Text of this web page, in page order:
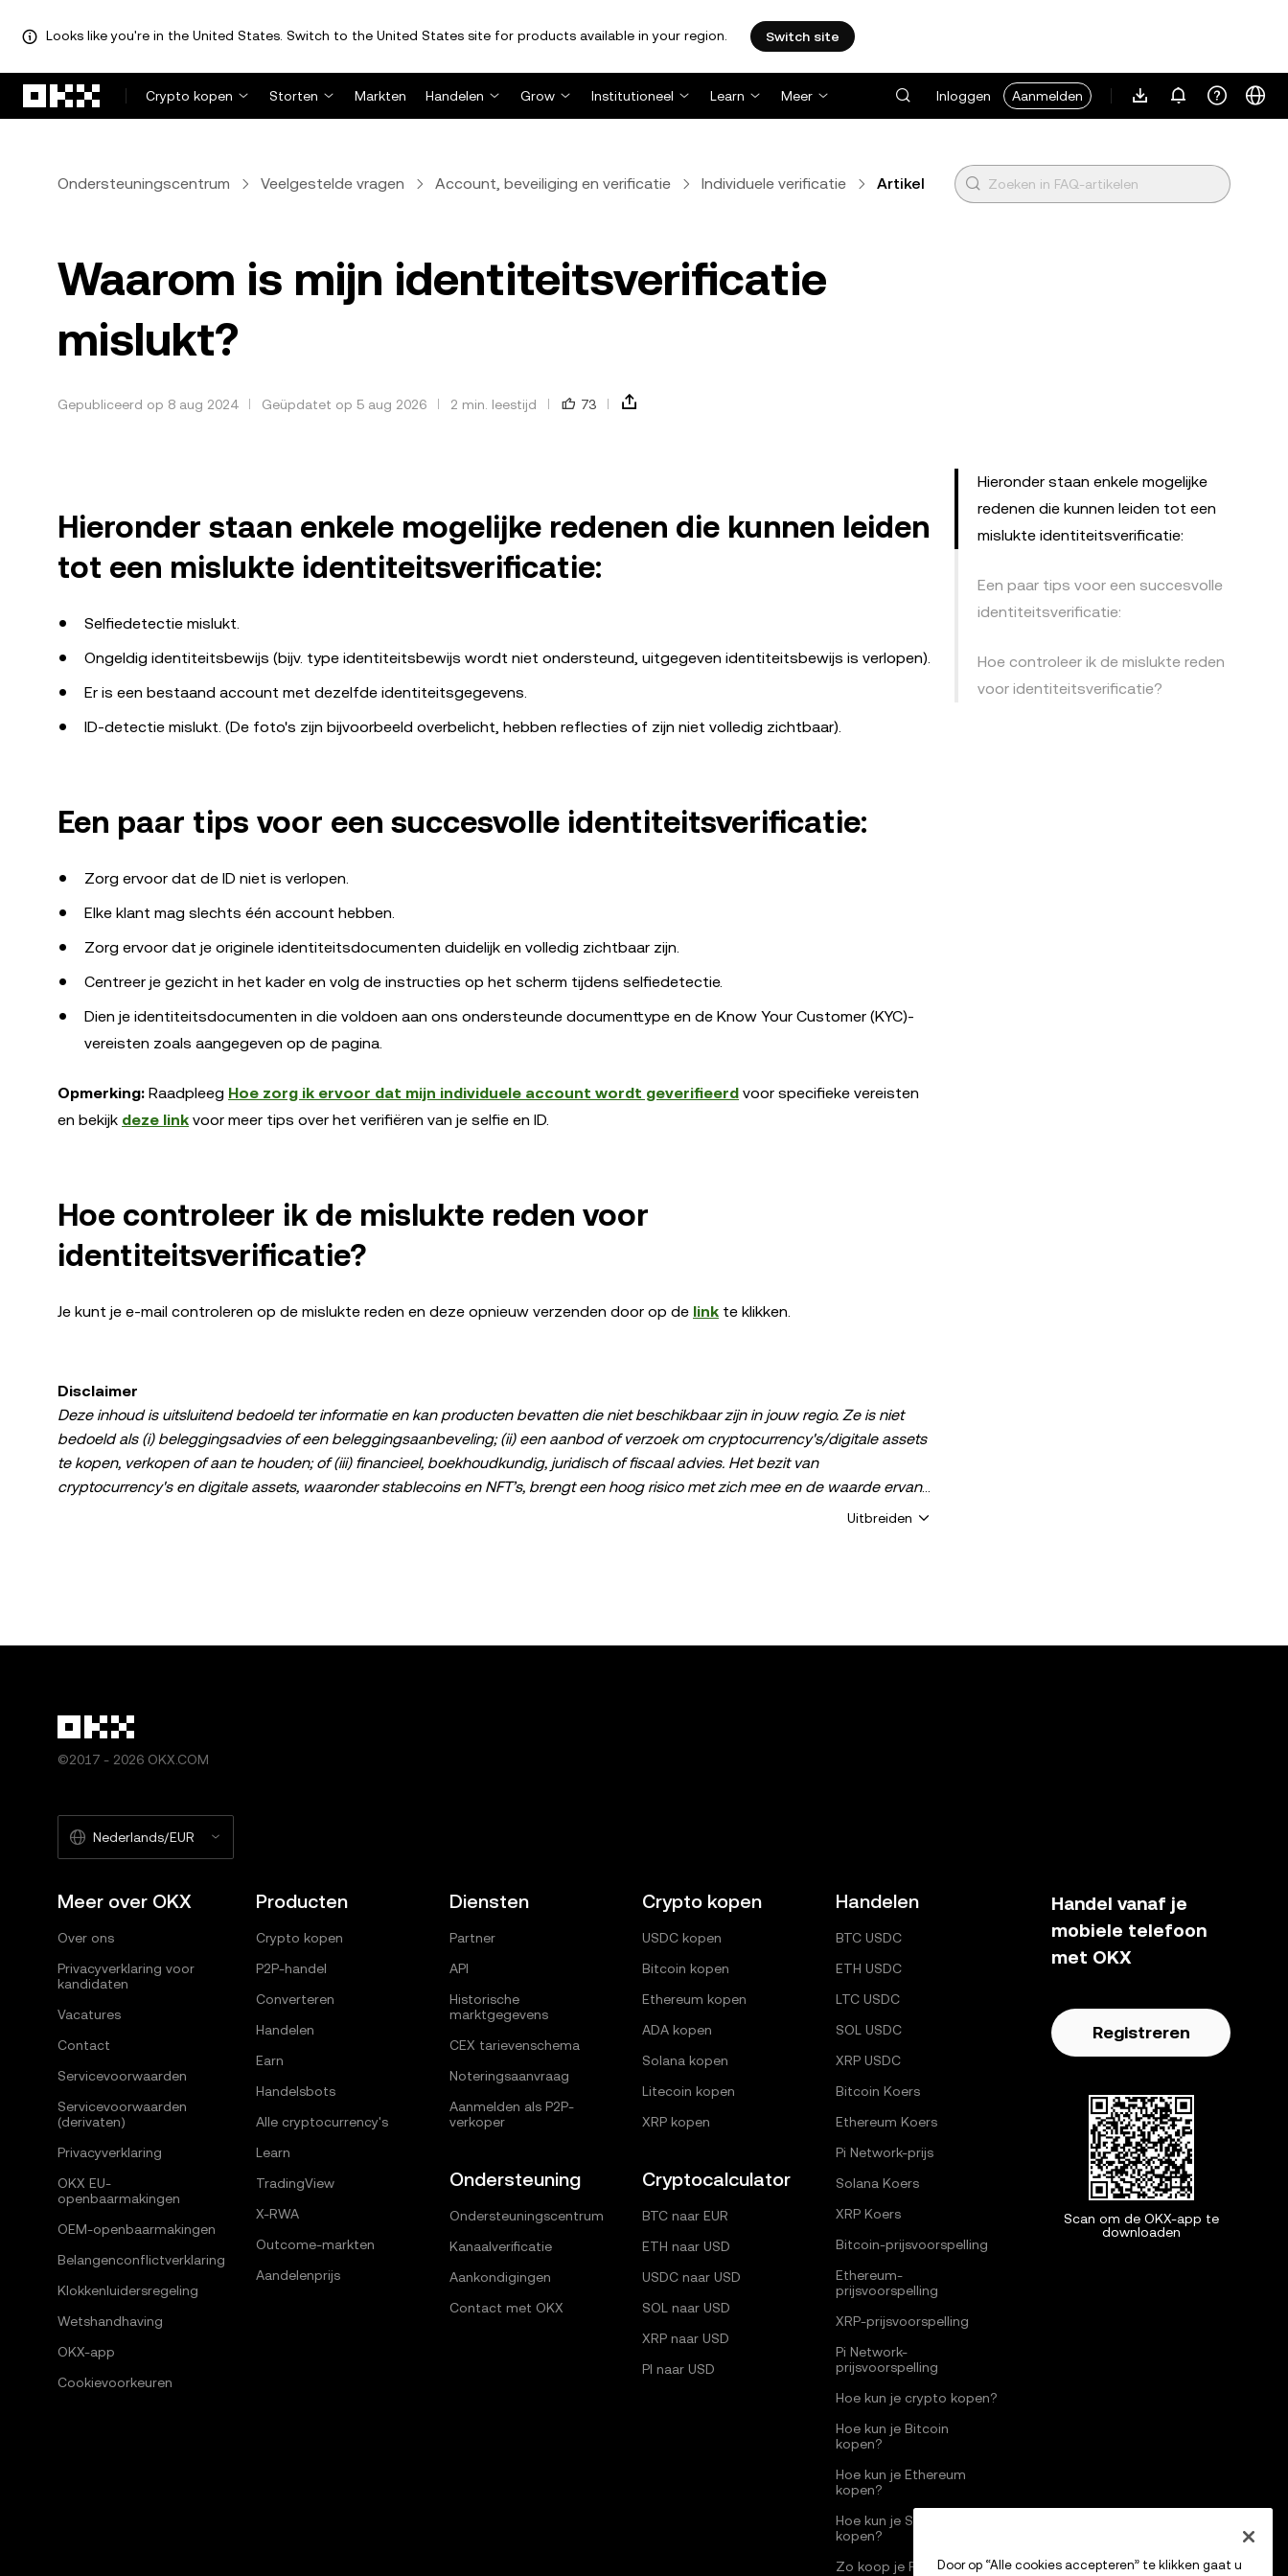
Looks like you're in the United States. Switch to the United States site for products available in your region. Switch site
Crypto kopen
Storten Markten Handelen Grow Institutioneel Learn Meer Inloggen Aanmelden
Ondersteuningscentrum Veelgestelde vragen Account, beveiliging en verificatie Individuele verificatie Artikel
Waarom is mijn identiteitsverificatie
mislukt?
Gepubliceerd op 8 aug 2024 Geüpdatet op 5 aug 2026 2 min. leestijd 73
Hieronder staan ​​enkele mogelijke redenen die kunnen leiden
tot een mislukte identiteitsverificatie:
Selfiedetectie mislukt.
Ongeldig identiteitsbewijs (bijv. type identiteitsbewijs wordt niet ondersteund, uitgegeven identiteitsbewijs is verlopen).
Er is een bestaand account met dezelfde identiteitsgegevens.
ID-detectie mislukt. (De foto's zijn bijvoorbeeld overbelicht, hebben reflecties of zijn niet volledig zichtbaar).
Een paar tips voor een succesvolle identiteitsverificatie:
Zorg ervoor dat de ID niet is verlopen.
Elke klant mag slechts één account hebben.
Zorg ervoor dat je originele identiteitsdocumenten duidelijk en volledig zichtbaar zijn.
Centreer je gezicht in het kader en volg de instructies op het scherm tijdens selfiedetectie.
Dien je identiteitsdocumenten in die voldoen aan ons ondersteunde documenttype en de Know Your Customer (KYC)-
vereisten zoals aangegeven op de pagina.
Opmerking: Raadpleeg Hoe zorg ik ervoor dat mijn individuele account wordt geverifieerd voor specifieke vereisten
en bekijk deze link voor meer tips over het verifiëren van je selfie en ID.
Hoe controleer ik de mislukte reden voor
identiteitsverificatie?
Je kunt je e-mail controleren op de mislukte reden en deze opnieuw verzenden door op de link te klikken.
Disclaimer
Deze inhoud is uitsluitend bedoeld ter informatie en kan producten bevatten die niet beschikbaar zijn in jouw regio. Ze is niet
bedoeld als (i) beleggingsadvies of een beleggingsaanbeveling; (ii) een aanbod of verzoek om cryptocurrency's/digitale assets
te kopen, verkopen of aan te houden; of (iii) financieel, boekhoudkundig, juridisch of fiscaal advies. Het bezit van
cryptocurrency's en digitale assets, waaronder stablecoins en NFT’s, brengt een hoog risico met zich mee en de waarde ervan
kan sterk fluctueren. Je moet zorgvuldig overwegen of het verhandelen of aanhouden van crypto en digitale assets voor jou
bronvermelding bevatten, zoals: "Artikelnaam, [auteursnaam indien van toepassing], © 2026 OKX". Afgeleide werken of een
ander gebruik van dit artikel zijn niet toegestaan.
Uitbreiden
Hieronder staan ​​enkele mogelijke
redenen die kunnen leiden tot een
mislukte identiteitsverificatie:
Een paar tips voor een succesvolle
identiteitsverificatie:
Hoe controleer ik de mislukte reden
voor identiteitsverificatie?
©2017 - 2026 OKX.COM
Nederlands/EUR
Meer over OKX
Over ons
Privacyverklaring voor
kandidaten
Vacatures
Contact
Servicevoorwaarden
Servicevoorwaarden
(derivaten)
Privacyverklaring
OKX EU-
openbaarmakingen
OEM-openbaarmakingen
Belangenconflictverklaring
Klokkenluidersregeling
Wetshandhaving
OKX-app
Cookievoorkeuren
Producten
Crypto kopen
P2P-handel
Converteren
Handelen
Earn
Handelsbots
Alle cryptocurrency's
Learn
TradingView
X-RWA
Outcome-markten
Aandelenprijs
Diensten
Partner
API
Historische
marktgegevens
CEX tarievenschema
Noteringsaanvraag
Aanmelden als P2P-
verkoper
Ondersteuning
Ondersteuningscentrum
Kanaalverificatie
Aankondigingen
Contact met OKX
Crypto kopen
USDC kopen
Bitcoin kopen
Ethereum kopen
ADA kopen
Solana kopen
Litecoin kopen
XRP kopen
Cryptocalculator
BTC naar EUR
ETH naar USD
USDC naar USD
SOL naar USD
XRP naar USD
PI naar USD
Handelen
BTC USDC
ETH USDC
LTC USDC
SOL USDC
XRP USDC
Bitcoin Koers
Ethereum Koers
Pi Network-prijs
Solana Koers
XRP Koers
Bitcoin-prijsvoorspelling
Ethereum-
prijsvoorspelling
XRP-prijsvoorspelling
Pi Network-
prijsvoorspelling
Hoe kun je crypto kopen?
Hoe kun je Bitcoin
kopen?
Hoe kun je Ethereum
kopen?
Hoe kun je Solana
kopen?
Zo koop je Pi Network
Handel vanaf je
mobiele telefoon
met OKX
Registreren
Scan om de OKX-app te
downloaden
Door op “Alle cookies accepteren” te klikken gaat u